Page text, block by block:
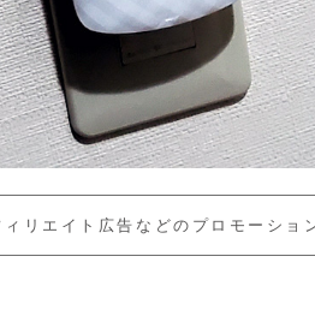
リエイト広告などのプロモーショ